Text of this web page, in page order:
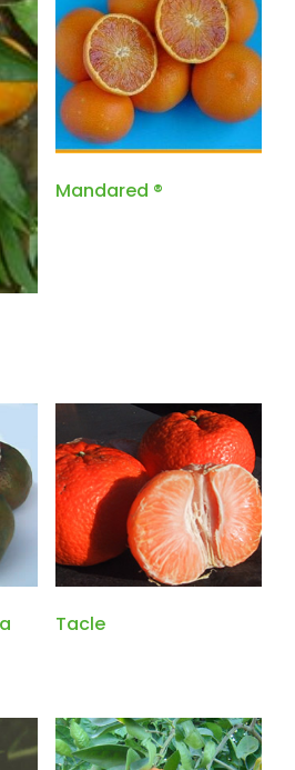
Mandared ®
Tacle